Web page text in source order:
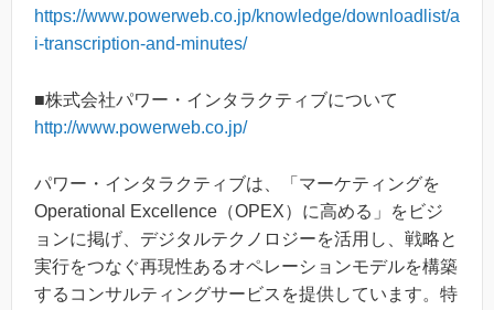
https://www.powerweb.co.jp/knowledge/downloadlist/a
i-transcription-and-minutes/
■株式会社パワー・インタラクティブについて
http://www.powerweb.co.jp/
パワー・インタラクティブは、「マーケティングを
Operational Excellence（OPEX）に高める」をビジ
ョンに掲げ、デジタルテクノロジーを活用し、戦略と
実行をつなぐ再現性あるオペレーションモデルを構築
するコンサルティングサービスを提供しています。特